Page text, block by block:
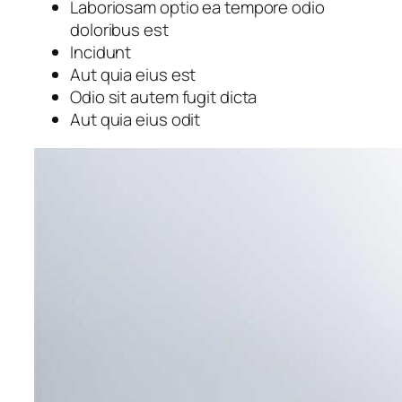
Laboriosam optio ea tempore odio
doloribus est
Incidunt
Aut quia eius est
Odio sit autem fugit dicta
Aut quia eius odit